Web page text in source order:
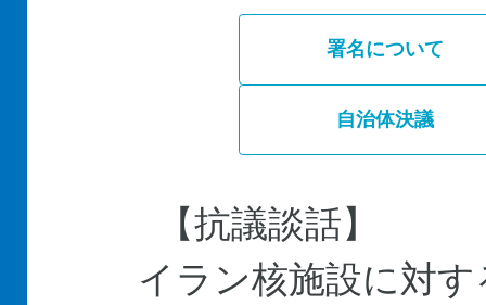
署名について
自治体決議
【抗議談話】
イラン核施設に対